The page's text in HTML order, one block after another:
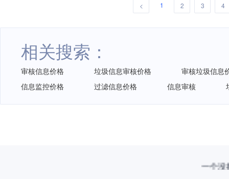
< 1 2 3 4
相关搜索：
审核信息价格 垃圾信息审核价格
审核垃圾信息
信息监控价格
过滤信息价格 信息审核
一个没